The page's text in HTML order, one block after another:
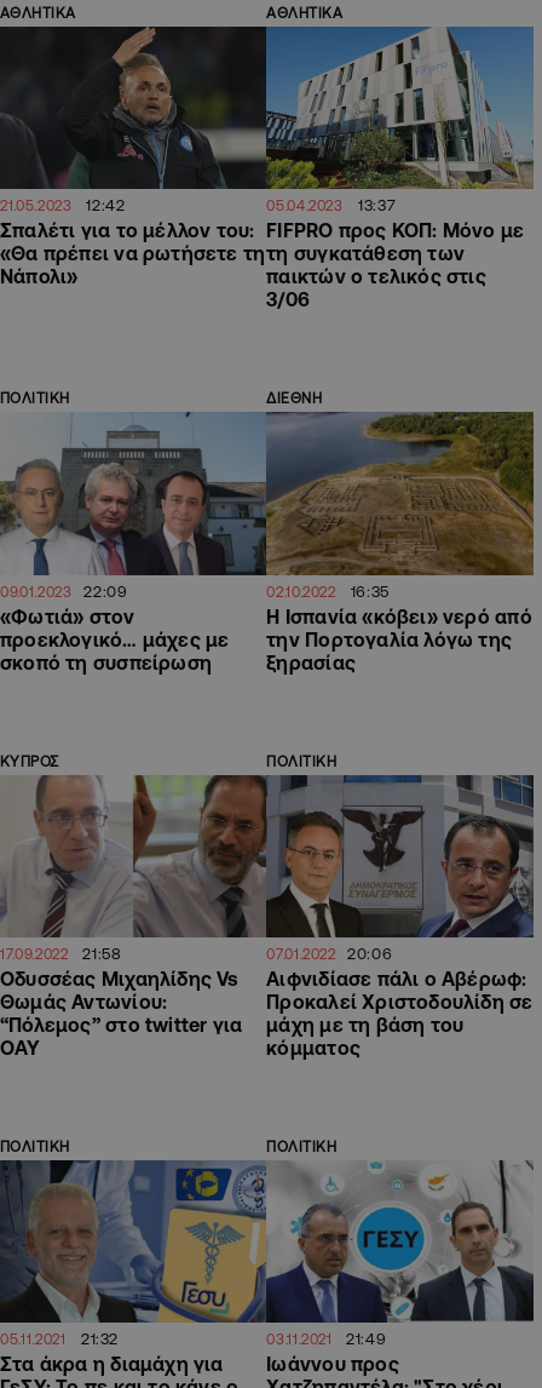
ΑΘΛΗΤΙΚΑ
21.05.2023 12:42
Σπαλέτι για το μέλλον του:
«Θα πρέπει να ρωτήσετε τη
Νάπολι»
ΑΘΛΗΤΙΚΑ
05.04.2023 13:37
FIFPRO προς ΚΟΠ: Μόνο με
τη συγκατάθεση των
παικτών ο τελικός στις
3/06
ΠΟΛΙΤΙΚΗ
09.01.2023 22:09
«Φωτιά» στον
προεκλογικό… μάχες με
σκοπό τη συσπείρωση
ΔΙΕΘΝΗ
02.10.2022 16:35
Η Ισπανία «κόβει» νερό από
την Πορτογαλία λόγω της
ξηρασίας
ΚΥΠΡΟΣ
17.09.2022 21:58
Οδυσσέας Μιχαηλίδης Vs
Θωμάς Αντωνίου:
“Πόλεμος” στο twitter για
ΟΑΥ
ΠΟΛΙΤΙΚΗ
07.01.2022 20:06
Αιφνιδίασε πάλι ο Αβέρωφ:
Προκαλεί Χριστοδουλίδη σε
μάχη με τη βάση του
κόμματος
ΠΟΛΙΤΙΚΗ
05.11.2021 21:32
Στα άκρα η διαμάχη για
ΠΟΛΙΤΙΚΗ
03.11.2021 21:49
Ιωάννου προς